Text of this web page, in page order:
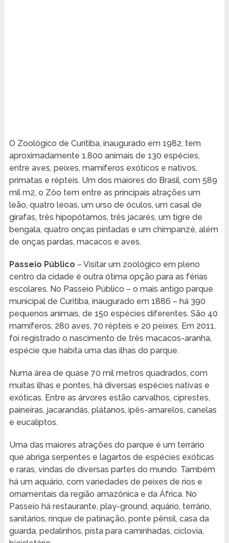
O Zoológico de Curitiba, inaugurado em 1982, tem
aproximadamente 1.800 animais de 130 espécies,
entre aves, peixes, mamíferos exóticos e nativos,
primatas e répteis. Um dos maiores do Brasil, com 589
mil m2, o Zôo tem entre as principais atrações um
leão, quatro leoas, um urso de óculos, um casal de
girafas, três hipopótamos, três jacarés, um tigre de
bengala, quatro onças pintadas e um chimpanzé, além
de onças pardas, macacos e aves.
Passeio Público – Visitar um zoológico em pleno
centro da cidade é outra ótima opção para as férias
escolares. No Passeio Público – o mais antigo parque
municipal de Curitiba, inaugurado em 1886 – há 390
pequenos animais, de 150 espécies diferentes. São 40
mamíferos, 280 aves, 70 répteis e 20 peixes. Em 2011,
foi registrado o nascimento de três macacos-aranha,
espécie que habita uma das ilhas do parque.
Numa área de quase 70 mil metros quadrados, com
muitas ilhas e pontes, há diversas espécies nativas e
exóticas. Entre as árvores estão carvalhos, ciprestes,
paineiras, jacarandás, plátanos, ipês-amarelos, canelas
e eucaliptos.
Uma das maiores atrações do parque é um terrário
que abriga serpentes e lagartos de espécies exóticas
e raras, vindas de diversas partes do mundo. Também
há um aquário, com variedades de peixes de rios e
ornamentais da região amazônica e da África. No
Passeio há restaurante, play-ground, aquário, terrário,
sanitários, rinque de patinação, ponte pênsil, casa da
guarda, pedalinhos, pista para caminhadas, ciclovia,